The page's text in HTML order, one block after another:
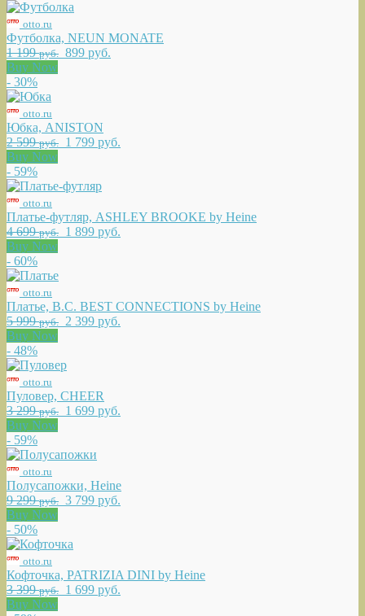
otto.ru
Футболка, NEUN MONATE
1 199руб. 899 руб.
Buy Now
- 30%
otto.ru
Юбка, ANISTON
2 599руб. 1 799 руб.
Buy Now
- 59%
otto.ru
Платье-футляр, ASHLEY BROOKE by Heine
4 699руб. 1 899 руб.
Buy Now
- 60%
otto.ru
Платье, B.C. BEST CONNECTIONS by Heine
5 999руб. 2 399 руб.
Buy Now
- 48%
otto.ru
Пуловер, CHEER
3 299руб. 1 699 руб.
Buy Now
- 59%
otto.ru
Полусапожки, Heine
9 299руб. 3 799 руб.
Buy Now
- 50%
otto.ru
Кофточка, PATRIZIA DINI by Heine
3 399руб. 1 699 руб.
Buy Now